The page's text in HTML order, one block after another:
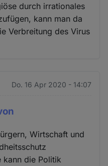
durch irrationales
kann man da
Verbreitung des Virus
Do. 16 Apr 2020 - 14:07
Wirtschaft und
kann die Politik